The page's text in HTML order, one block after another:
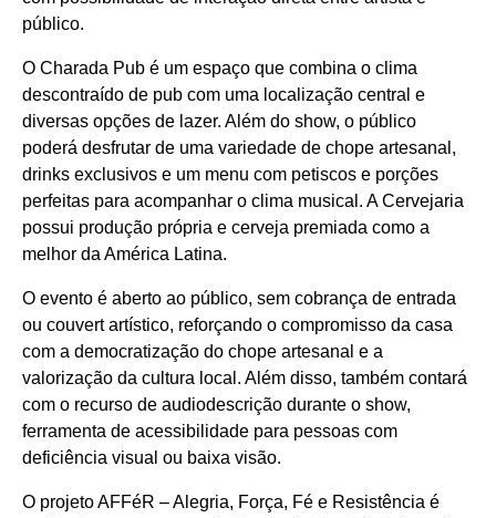
público.
O Charada Pub é um espaço que combina o clima
descontraído de pub com uma localização central e
diversas opções de lazer. Além do show, o público
poderá desfrutar de uma variedade de chope artesanal,
drinks exclusivos e um menu com petiscos e porções
perfeitas para acompanhar o clima musical. A Cervejaria
possui produção própria e cerveja premiada como a
melhor da América Latina.
O evento é aberto ao público, sem cobrança de entrada
ou couvert artístico, reforçando o compromisso da casa
com a democratização do chope artesanal e a
valorização da cultura local. Além disso, também contará
com o recurso de audiodescrição durante o show,
ferramenta de acessibilidade para pessoas com
deficiência visual ou baixa visão.
O projeto AFFéR – Alegria, Força, Fé e Resistência é